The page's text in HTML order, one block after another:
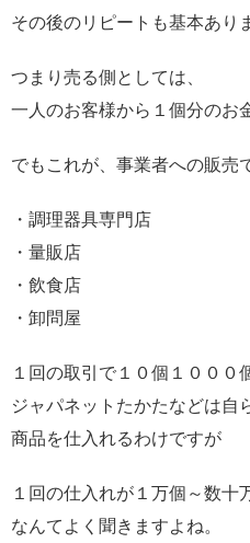
その後のリピートも基本あり
つまり売る側としては、
一人のお客様から１個分のお
でもこれが、事業者への販売
・調理器具専門店
・量販店
・飲食店
・卸問屋
１回の取引で１０個１０００
ジャパネットたかたなどは自
商品を仕入れるわけですが
１回の仕入れが１万個～数十
なんてよく聞きますよね。